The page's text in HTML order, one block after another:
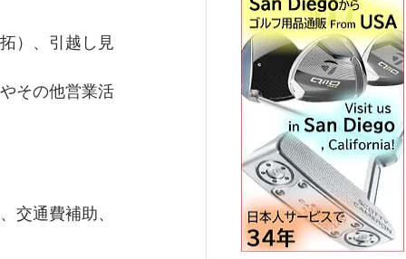
）、引越し見
その他営業活
交通費補助、